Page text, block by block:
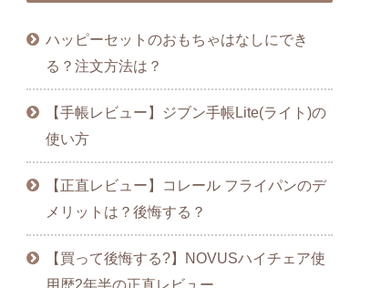
ハッピーセットのおもちゃはなしにでき
る？注文方法は？
【手帳レビュー】ジブン手帳Lite(ライト)の
使い方
【正直レビュー】コレール フライパンのデ
メリットは？後悔する？
【買って後悔する?】NOVUSハイチェア使
用歴2年半の正直レビュー